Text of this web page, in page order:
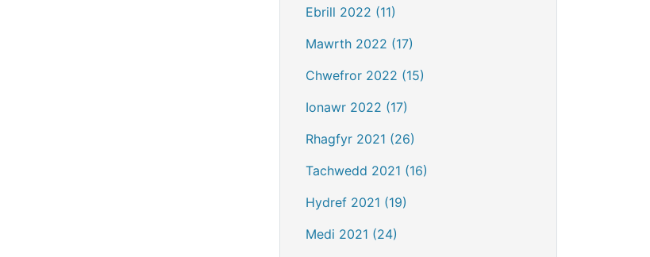
Ebrill 2022 (11)
Mawrth 2022 (17)
Chwefror 2022 (15)
Ionawr 2022 (17)
Rhagfyr 2021 (26)
Tachwedd 2021 (16)
Hydref 2021 (19)
Medi 2021 (24)